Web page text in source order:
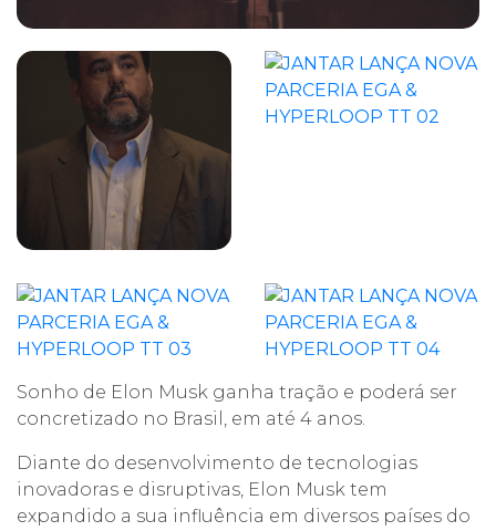
Sonho de Elon Musk ganha tração e poderá ser
concretizado no Brasil, em até 4 anos.
Diante do desenvolvimento de tecnologias
inovadoras e disruptivas, Elon Musk tem
expandido a sua influência em diversos países do